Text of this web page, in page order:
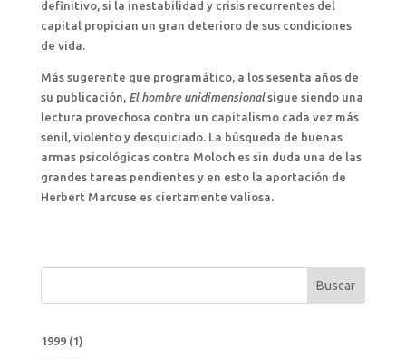
definitivo, si la inestabilidad y crisis recurrentes del
capital propician un gran deterioro de sus condiciones
de vida.
Más sugerente que programático, a los sesenta años de
su publicación, El hombre unidimensionalsigue siendo una
lectura provechosa contra un capitalismo cada vez más
senil, violento y desquiciado. La búsqueda de buenas
armas psicológicas contra Moloch es sin duda una de las
grandes tareas pendientes y en esto la aportación de
Herbert Marcuse es ciertamente valiosa.
Buscar
1999(1)